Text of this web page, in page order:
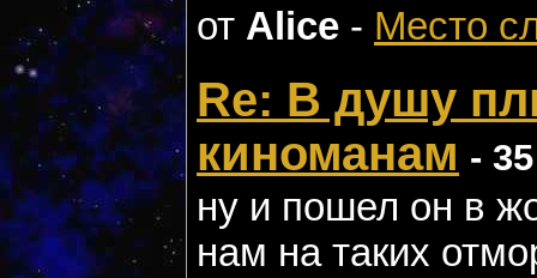
от Alice - Место
Re: В душу
киноманам -
ну и пошел он в
нам на таких